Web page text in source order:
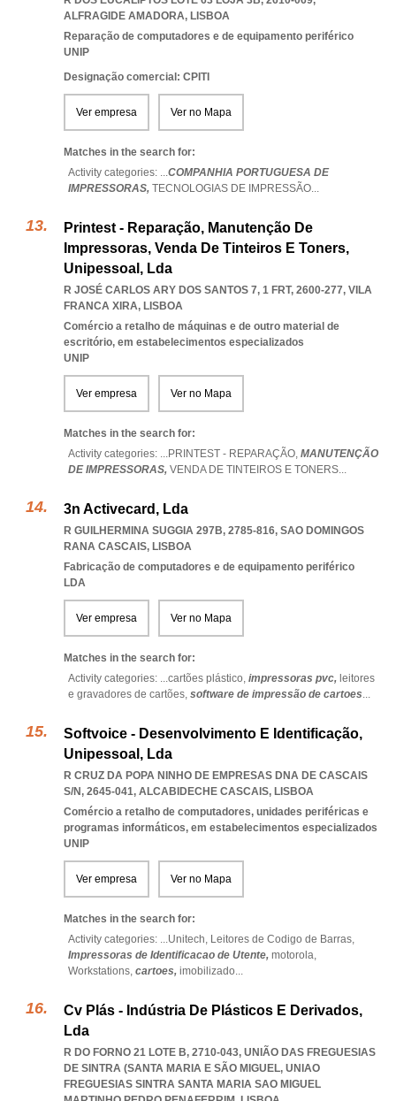
ALFRAGIDE AMADORA, LISBOA
Reparação de computadores e de equipamento periférico
UNIP
Designação comercial: CPITI
Ver empresa Ver no Mapa
Matches in the search for:
Activity categories: ...COMPANHIA PORTUGUESA DE
IMPRESSORAS, TECNOLOGIAS DE IMPRESSÃO...
Printest - Reparação, Manutenção De
Impressoras, Venda De Tinteiros E Toners,
Unipessoal, Lda
R JOSÉ CARLOS ARY DOS SANTOS 7, 1 FRT, 2600-277, VILA
FRANCA XIRA, LISBOA
Comércio a retalho de máquinas e de outro material de
escritório, em estabelecimentos especializados
UNIP
Ver empresa Ver no Mapa
Matches in the search for:
Activity categories: ...PRINTEST - REPARAÇÃO, MANUTENÇÃO
DE IMPRESSORAS, VENDA DE TINTEIROS E TONERS...
3n Activecard, Lda
R GUILHERMINA SUGGIA 297B, 2785-816, SAO DOMINGOS
RANA CASCAIS, LISBOA
Fabricação de computadores e de equipamento periférico
LDA
Ver empresa Ver no Mapa
Matches in the search for:
Activity categories: ...cartões plástico, impressoras pvc, leitores
e gravadores de cartões, software de impressão de cartoes...
Softvoice - Desenvolvimento E Identificação,
Unipessoal, Lda
R CRUZ DA POPA NINHO DE EMPRESAS DNA DE CASCAIS
S/N, 2645-041, ALCABIDECHE CASCAIS, LISBOA
Comércio a retalho de computadores, unidades periféricas e
programas informáticos, em estabelecimentos especializados
UNIP
Ver empresa Ver no Mapa
Matches in the search for:
Activity categories: ...Unitech, Leitores de Codigo de Barras,
Impressoras de Identificacao de Utente, motorola,
Workstations, cartoes, imobilizado...
Cv Plás - Indústria De Plásticos E Derivados,
Lda
R DO FORNO 21 LOTE B, 2710-043, UNIÃO DAS FREGUESIAS
DE SINTRA (SANTA MARIA E SÃO MIGUEL, UNIAO
FREGUESIAS SINTRA SANTA MARIA SAO MIGUEL